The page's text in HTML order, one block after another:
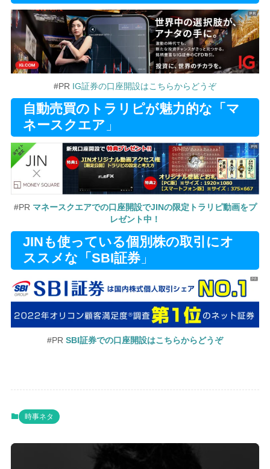
#PR IG証券の口座開設はこちらからどうぞ
自動売買のトラリピが魅力的な「マ
ネースクエア 」
#PR マネースクエアでの口座開設でJINの限定トラリピ動画をプ
レゼント中！
JINも使っている個別株の取引にオ
ススメな「SBI証券」
#PR SBI証券での口座開設はこちらからどうぞ
時事ネタ